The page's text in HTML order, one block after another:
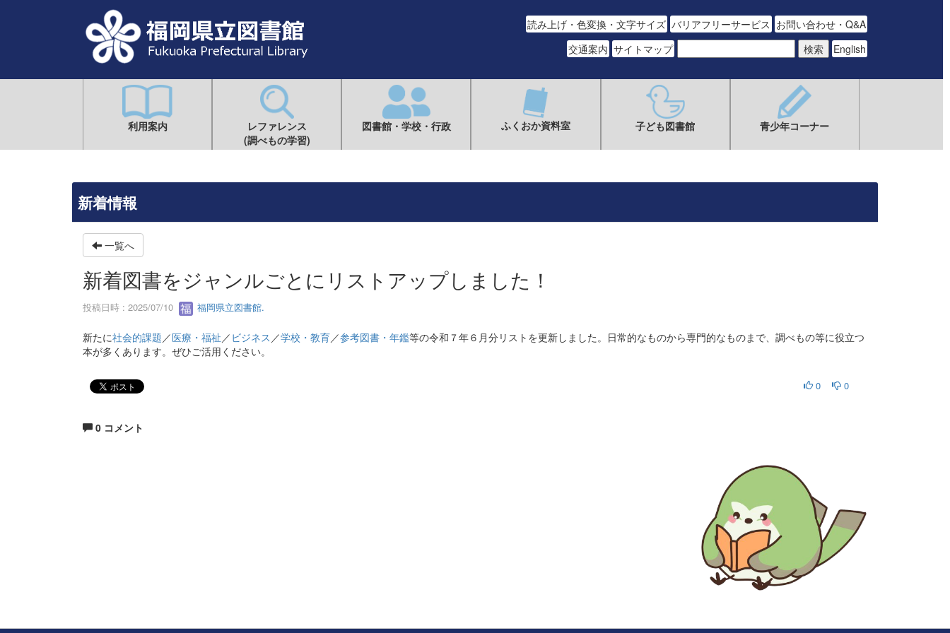
読み上げ・色変換・文字サイズ バリアフリーサービス お問い合わせ・Q&A
交通案内 サイトマップ English
利用案内
レファレンス
(調べもの学習)
図書館・学校・行政 ふくおか資料室 子ども図書館 青少年コーナー
新着情報
一覧へ
新着図書をジャンルごとにリストアップしました！
投稿日時 : 2025/07/10 福岡県立図書館.
新たに社会的課題 ／医療・福祉 ／ ビジネス ／学校・教育／参考図書・年鑑等の令和７年６月分リストを更新しました。日常的なものから専門的なものまで、調べもの等に役立つ
本が多くあります。ぜひご活用ください。
0 0
0 コメント